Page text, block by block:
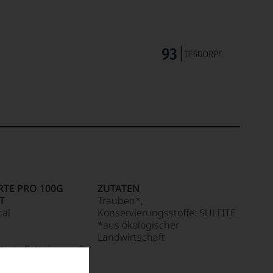
PRO 100G
Fettsäuren: 0
ZUTATEN
Trauben*,
Konservierungsstoffe: SULFITE.
*aus ökologischer
Landwirtschaft